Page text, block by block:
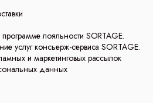
лояльности SORTAGE.
услуг консьерж-сервиса SORTAGE.
и маркетинговых рассылок
данных